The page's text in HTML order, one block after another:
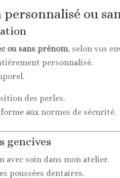
ou
ou sans prénom, selon vos
personnalisé.
des perles.
aux normes de sécurité.
gencives
avec soin dans mon atelier.
poussées dentaires.